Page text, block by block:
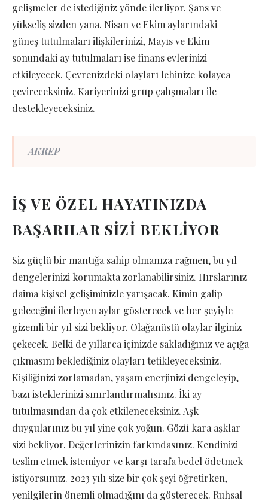
gelişmeler de istediğiniz yönde ilerliyor. Şans ve
yükseliş sizden yana. Nisan ve Ekim aylarındaki
güneş tutulmaları ilişkilerinizi, Mayıs ve Ekim
sonundaki ay tutulmaları ise finans evlerinizi
etkileyecek. Çevrenizdeki olayları lehinize kolayca
çevireceksiniz. Kariyerinizi grup çalışmaları ile
destekleyeceksiniz.
AKREP
İŞ VE ÖZEL HAYATINIZDA
BAŞARILAR SİZİ BEKLİYOR
Siz güçlü bir mantığa sahip olmanıza rağmen, bu yıl
dengelerinizi korumakta zorlanabilirsiniz. Hırslarınız
daima kişisel gelişiminizle yarışacak. Kimin galip
geleceğini ilerleyen aylar gösterecek ve her şeyiyle
gizemli bir yıl sizi bekliyor. Olağanüstü olaylar ilginiz
çekecek. Belki de yıllarca içinizde sakladığınız ve açığa
çıkmasını beklediğiniz olayları tetikleyeceksiniz.
Kişiliğinizi zorlamadan, yaşam enerjinizi dengeleyip,
bazı isteklerinizi sınırlandırmalısınız. İki ay
tutulmasından da çok etkileneceksiniz. Aşk
duygularınız bu yıl yine çok yoğun. Gözü kara aşklar
sizi bekliyor. Değerlerinizin farkındasınız. Kendinizi
teslim etmek istemiyor ve karşı tarafa bedel ödetmek
istiyorsunuz. 2023 yılı size bir çok şeyi öğretirken,
yenilgilerin önemli olmadığını da gösterecek. Ruhsal